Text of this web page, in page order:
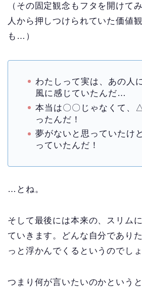
（その固定観念もフタを開けて
人から押しつけられていた価値
も…）
わたしって実は、あの人
風に感じていたんだ…
本当は〇〇じゃなくて
ったんだ！
夢がないと思っていたけ
っていたんだ！
…とね。
そして最後には本来の、スリム
ていきます。どんな自分であり
っと浮かんでくるというのでしょ
つまり何が言いたいのかというと